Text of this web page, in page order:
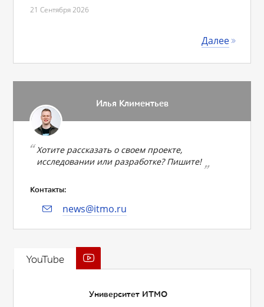
21 Сентября 2026
Далее
Илья Климентьев
Хотите рассказать о своем проекте,
исследовании или разработке? Пишите!
Контакты:
news@itmo.ru
YouTube
Университет ИТМО